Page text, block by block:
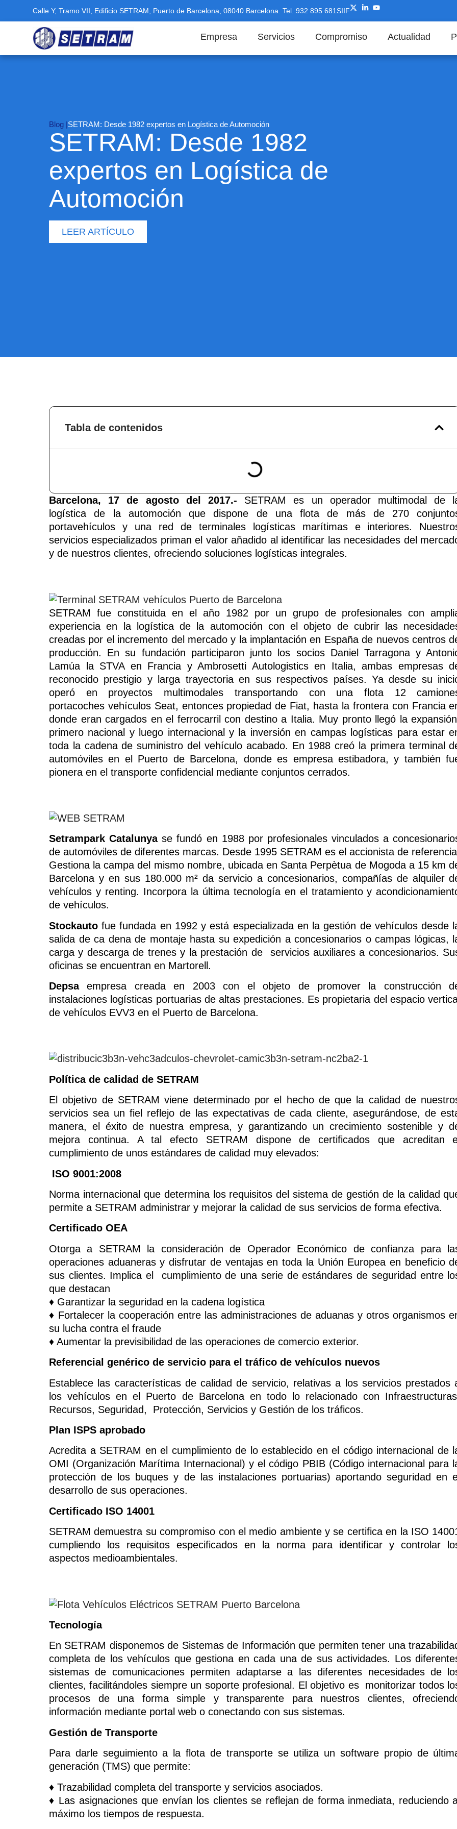
Calle Y, Tramo VII, Edificio SETRAM, Puerto de Barcelona, 08040 Barcelona. Tel. 932 895 681SIIF
Empresa Servicios Compromiso Actualidad
Blog |SETRAM: Desde 1982 expertos en Logística de Automoción
SETRAM: Desde 1982
expertos en Logística de
Automoción
LEER ARTÍCULO
Tabla de contenidos
Barcelona, 17 de agosto del 2017.- SETRAM es un operador multimodal de
logística de la automoción que dispone de una flota de más de 270
portavehículos y una red de terminales logísticas marítimas e interiores.
servicios especializados priman el valor añadido al identificar las necesidades del
y de nuestros clientes, ofreciendo soluciones logísticas integrales.
SETRAM fue constituida en el año 1982 por un grupo de profesionales con
experiencia en la logística de la automoción con el objeto de cubrir las
creadas por el incremento del mercado y la implantación en España de nuevos centros
producción. En su fundación participaron junto los socios Daniel Tarragona y
Lamúa la STVA en Francia y Ambrosetti Autologistics en Italia, ambas empresas
reconocido prestigio y larga trayectoria en sus respectivos países. Ya desde su
operó en proyectos multimodales transportando con una flota 12
portacoches vehículos Seat, entonces propiedad de Fiat, hasta la frontera con Francia
donde eran cargados en el ferrocarril con destino a Italia. Muy pronto llegó la
primero nacional y luego internacional y la inversión en campas logísticas para estar
toda la cadena de suministro del vehículo acabado. En 1988 creó la primera terminal
automóviles en el Puerto de Barcelona, donde es empresa estibadora, y también
pionera en el transporte confidencial mediante conjuntos cerrados.
Setrampark Catalunyase fundó en 1988 por profesionales vinculados a
de automóviles de diferentes marcas. Desde 1995 SETRAM es el accionista de
Gestiona la campa del mismo nombre, ubicada en Santa Perpètua de Mogoda a 15 km
Barcelona y en sus 180.000 m² da servicio a concesionarios, compañías de alquiler
vehículos y renting. Incorpora la última tecnología en el tratamiento y
de vehículos.
Stockautofue fundada en 1992 y está especializada en la gestión de vehículos desde
salida de ca dena de montaje hasta su expedición a concesionarios o campas lógicas,
carga y descarga de trenes y la prestación de servicios auxiliares a concesionarios.
oficinas se encuentran en Martorell.
Depsaempresa creada en 2003 con el objeto de promover la construcción
instalaciones logísticas portuarias de altas prestaciones. Es propietaria del espacio
de vehículos EVV3 en el Puerto de Barcelona.
Política de calidad de SETRAM
El objetivo de SETRAM viene determinado por el hecho de que la calidad de
servicios sea un fiel reflejo de las expectativas de cada cliente, asegurándose, de
manera, el éxito de nuestra empresa, y garantizando un crecimiento sostenible y
mejora continua. A tal efecto SETRAM dispone de certificados que acreditan
cumplimiento de unos estándares de calidad muy elevados:
ISO 9001:2008
Norma internacional que determina los requisitos del sistema de gestión de la calidad
permite a SETRAM administrar y mejorar la calidad de sus servicios de forma efectiva.
Certificado OEA
Otorga a SETRAM la consideración de Operador Económico de confianza para
operaciones aduaneras y disfrutar de ventajas en toda la Unión Europea en beneficio
sus clientes. Implica el cumplimiento de una serie de estándares de seguridad entre
que destacan
♦ Garantizar la seguridad en la cadena logística
♦ Fortalecer la cooperación entre las administraciones de aduanas y otros organismos
su lucha contra el fraude
♦ Aumentar la previsibilidad de las operaciones de comercio exterior.
Referencial genérico de servicio para el tráfico de vehículos nuevos
Establece las características de calidad de servicio, relativas a los servicios prestados
los vehículos en el Puerto de Barcelona en todo lo relacionado con
Recursos, Seguridad, Protección, Servicios y Gestión de los tráficos.
Plan ISPS aprobado
Acredita a SETRAM en el cumplimiento de lo establecido en el código internacional de
OMI (Organización Marítima Internacional) y el código PBIB (Código internacional para
protección de los buques y de las instalaciones portuarias) aportando seguridad en
desarrollo de sus operaciones.
Certificado ISO 14001
SETRAM demuestra su compromiso con el medio ambiente y se certifica en la ISO
cumpliendo los requisitos especificados en la norma para identificar y controlar
aspectos medioambientales.
Tecnología
En SETRAM disponemos de Sistemas de Información que permiten tener una
completa de los vehículos que gestiona en cada una de sus actividades. Los
sistemas de comunicaciones permiten adaptarse a las diferentes necesidades de
clientes, facilitándoles siempre un soporte profesional. El objetivo es monitorizar todos
procesos de una forma simple y transparente para nuestros clientes,
información mediante portal web o conectando con sus sistemas.
Gestión de Transporte
Para darle seguimiento a la flota de transporte se utiliza un software propio de
generación (TMS) que permite:
♦ Trazabilidad completa del transporte y servicios asociados.
♦ Las asignaciones que envían los clientes se reflejan de forma inmediata, reduciendo
máximo los tiempos de respuesta.